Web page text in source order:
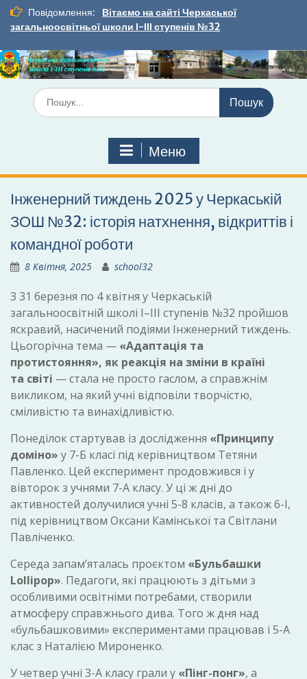
Перейти
вмісту
Повідомлення:
Вітаємо на сайті Черкаської
загальноосвітньої школи І-ІІІ ступенів №32
Шукати:
Меню
Інженерний тиждень 2025 у Черкаській
ЗОШ №32: історія натхнення, відкриттів і
командної роботи
8 Квітня, 2025 school32
З 31 березня по 4 квітня у Черкаській
загальноосвітній школі І–ІІІ ступенів №32 пройшов
яскравий, насичений подіями Інженерний тиждень.
Цьогорічна тема — «Адаптація та
протистояння», як реакція на зміни в країні
та світі — стала не просто гаслом, а справжнім
викликом, на який учні відповіли творчістю,
сміливістю та винахідливістю.
Понеділок стартував із дослідження «Принципу
доміно» у 7-Б класі під керівництвом Тетяни
Павленко. Цей експеримент продовжився і у
вівторок з учнями 7-А класу. У ці ж дні до
активностей долучилися учні 5-8 класів, а також 6-І,
під керівництвом Оксани Камінської та Світлани
Павліченко.
Середа запам’яталась проєктом «Бульбашки
Lollipop». Педагоги, які працюють з дітьми з
особливими освітніми потребами, створили
атмосферу справжнього дива. Того ж дня над
«бульбашковими» експериментами працював і 5-А
клас з Наталією Мироненко.
У четвер учні 3-А класу грали у «Пінг-понг», а